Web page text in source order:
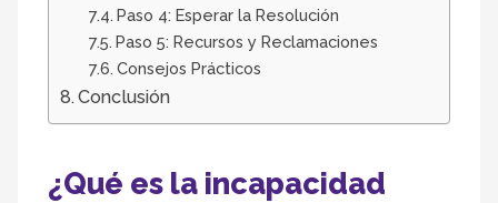
Paso 4: Esperar la Resolución
Paso 5: Recursos y Reclamaciones
Consejos Prácticos
Conclusión
¿Qué es la incapacidad